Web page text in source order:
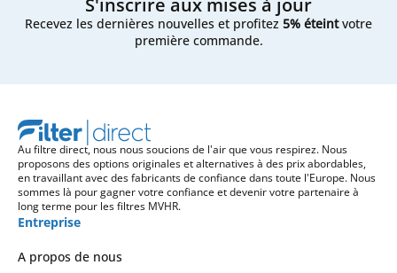
S'inscrire aux mises à jour
Recevez les dernières nouvelles et profitez 5% éteintvotre
première commande.
Au filtre direct, nous nous soucions de l'air que vous respirez. Nous
proposons des options originales et alternatives à des prix abordables,
en travaillant avec des fabricants de confiance dans toute l'Europe. Nous
sommes là pour gagner votre confiance et devenir votre partenaire à
long terme pour les filtres MVHR.
Entreprise
A propos de nous